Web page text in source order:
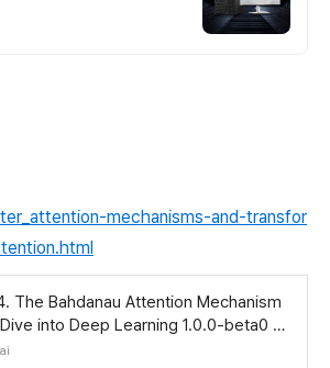
mechanisms-and-transfor
The Bahdanau Attention Mechanism
into Deep Learning 1.0.0-beta0 do